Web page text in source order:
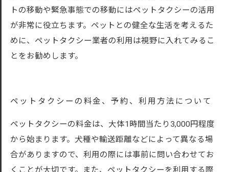
トの移動や緊急事態での移動にはペットタクシーの活用
が非常に役立ちます。ペットとの健全な生活を考えるた
めに、ペットタクシー業者の利用は視野に入れてみるこ
とをお勧めします。
ペットタクシーの料金、予約、利用方法について
ペットタクシーの料金は、大体1時間当たり3,000円程度
から始まります。犬種や輸送距離などによって異なる場
合がありますので、利用の際には事前に問い合わせてお
くことが大切です。また、ペットタクシーを利用する際